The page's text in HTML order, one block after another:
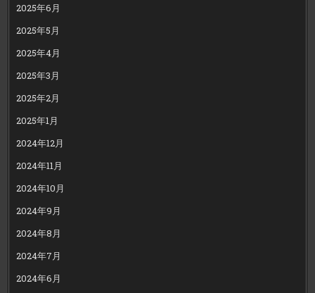
2025年6月
2025年5月
2025年4月
2025年3月
2025年2月
2025年1月
2024年12月
2024年11月
2024年10月
2024年9月
2024年8月
2024年7月
2024年6月